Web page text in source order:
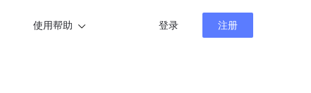
使用帮助 登录 注册